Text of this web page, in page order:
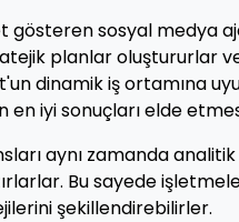
gösteren sosyal medya
planlar oluştururlar
dinamik iş ortamına
en iyi sonuçları elde
aynı zamanda
Bu sayede
şekillendirebilirler.